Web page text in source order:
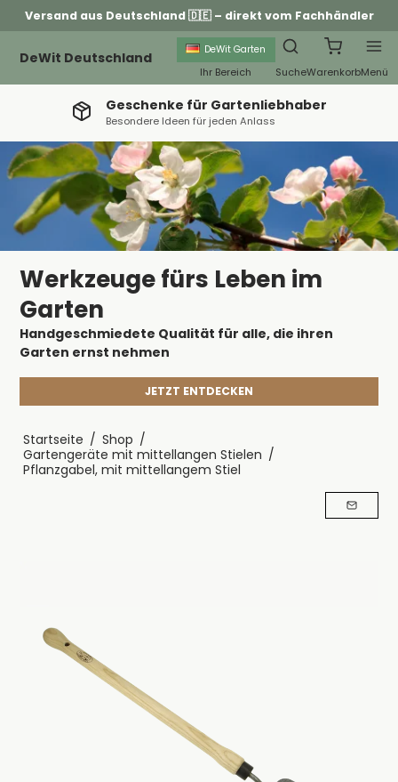
Versand aus Deutschland 🇩🇪 – direkt vom Fachhändler
DeWit Deutschland DeWit Garten
Ihr Bereich SucheWarenkorbMenü
Geschenke für Gartenliebhaber
Besondere Ideen für jeden Anlass
Werkzeuge fürs Leben im
Garten
Handgeschmiedete Qualität für alle, die ihren
Garten ernst nehmen
JETZT ENTDECKEN
Startseite / Shop /
Gartengeräte mit mittellangen Stielen /
Pflanzgabel, mit mittellangem Stiel